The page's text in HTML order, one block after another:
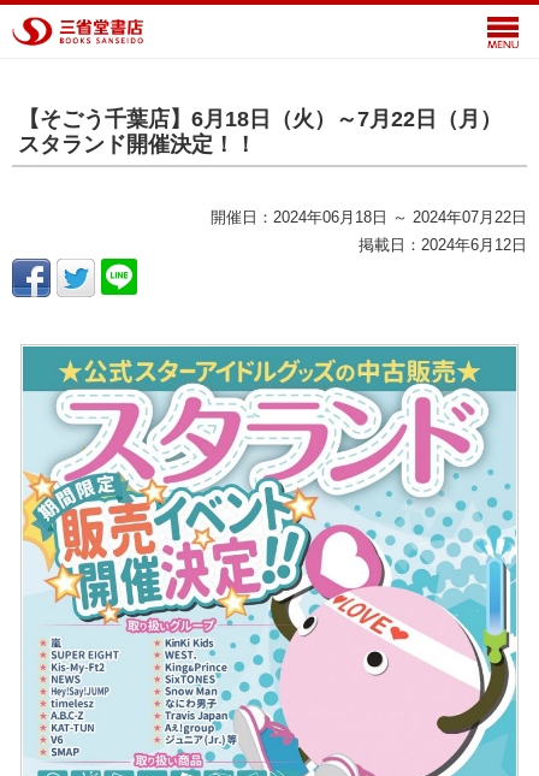
【そごう千葉店】6月18日（火）～7月22日（月）
スタランド開催決定！！
開催日：2024年06月18日 ～ 2024年07月22日
掲載日：2024年6月12日